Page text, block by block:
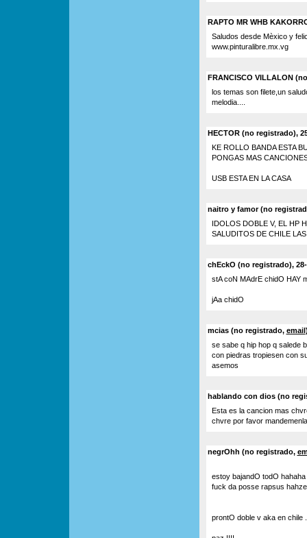
RAPTO MR WHB
Saludos desde Mèxico y
www.pinturalibre.mx.vg
FRANCISCO VILLALON
los temas son filete,un
melodia....
HECTOR (no registrado),
KE ROLLO BANDA ESTA
PONGAS MAS
USB ESTA EN LA CASA
naitro y famor (no
IDOLOS DOBLE V, EL HP
SALUDITOS DE CHILE
chEckO (no registrado), 28-
stA coN MAdrE chidO HAY
jAa chidO
mcias (no registrado, email
se sabe q hip hop q salede
con piedras tropiesen con
asemos
hablando con dios (no
Esta es la cancion mas
chvre por favor mandemenla
negrOhh (no registrado,
estoy bajandO todO
fuck da posse rapsus
prontO doble v aka en chile